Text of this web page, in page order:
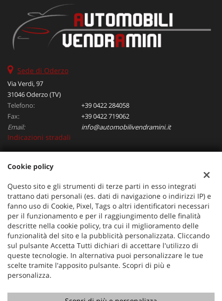
Sede di Oderzo
Via Verdi, 97
31046 Oderzo (TV)
Telefono:
+39 0422 284058
Fax:
+39 0422 719062
Email:
info@automobilivendramini.it
Indicazioni stradali
Dati fiscali:
Automobili Vendramini srl
Via Verdi, 97, Oderzo (TV)
C.F/P.IVA:04823130267
Registro delle imprese:TV
Cookie policy
Questo sito e gli strumenti di terze parti in esso integrati
trattano dati personali (es. dati di navigazione o indirizzi IP) e
fanno uso di Cookie, Pixel, Tags o altri identificatori necessari
per il funzionamento e per il raggiungimento delle finalità
descritte nella cookie policy, tra cui il miglioramento delle
funzionalità del sito e la pubblicità personalizzata. Cliccando
sul pulsante Accetta Tutti dichiari di accettare l'utilizzo di
queste tecnologie. In alternativa puoi personalizzare le tue
scelte tramite l'apposito pulsante. Scopri di più e
personalizza.